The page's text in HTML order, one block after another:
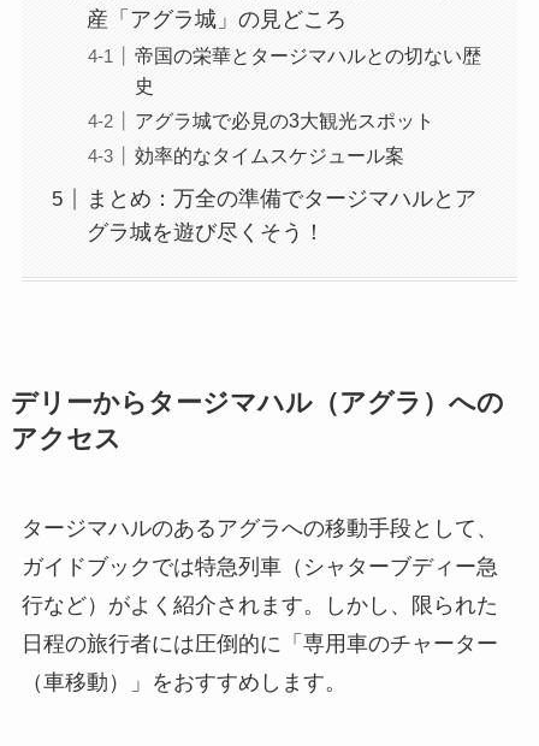
産「アグラ城」の見どころ
帝国の栄華とタージマハルとの切ない歴
史
アグラ城で必見の3大観光スポット
効率的なタイムスケジュール案
まとめ：万全の準備でタージマハルとア
グラ城を遊び尽くそう！
デリーからタージマハル（アグラ）への
アクセス
タージマハルのあるアグラへの移動手段として、
ガイドブックでは特急列車（シャターブディー急
行など）がよく紹介されます。しかし、限られた
日程の旅行者には圧倒的に「専用車のチャーター
（車移動）」をおすすめします。